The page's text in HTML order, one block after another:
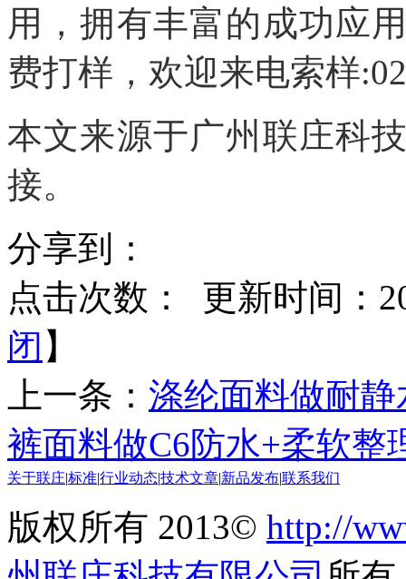
用，拥有丰富的成功应
费打样，欢迎来电索样
本文来源于广州联庄科
接。
分享到：
点击次数：
更新时间：
闭 】
上一条： 涤纶面料做耐
裤面料做C6防水+柔软整
关于联庄标准行业动态技术文章 新品发布联系我们
版权所有 2013© http://